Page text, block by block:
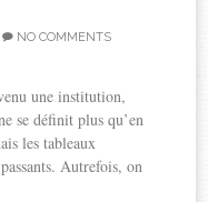
NO COMMENTS
une institution,
se définit plus qu’en
les tableaux
Autrefois, on